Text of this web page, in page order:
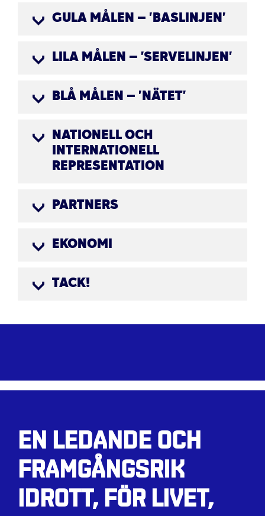
GULA MÅLEN – 'BASLINJEN'
LILA MÅLEN – 'SERVELINJEN'
BLÅ MÅLEN – 'NÄTET'
NATIONELL OCH
INTERNATIONELL
REPRESENTATION
PARTNERS
EKONOMI
TACK!
EN LEDANDE OCH
FRAMGÅNGSRIK
IDROTT, FÖR LIVET,